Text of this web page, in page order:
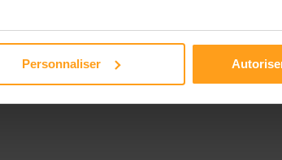
Personnaliser
Saint-Benoît